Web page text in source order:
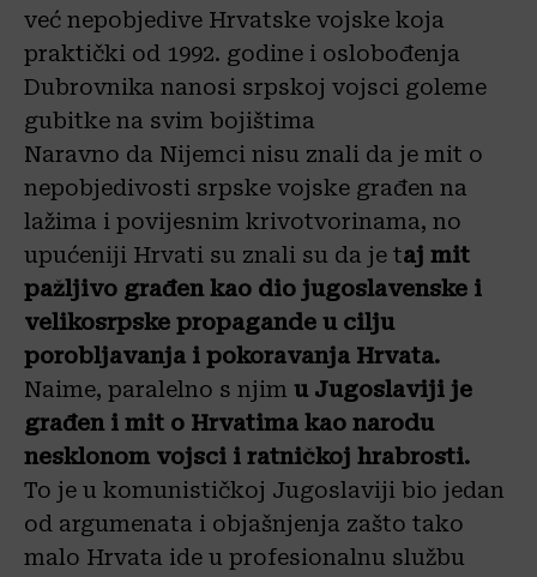
već nepobjedive Hrvatske vojske koja
praktički od 1992. godine i oslobođenja
Dubrovnika nanosi srpskoj vojsci goleme
gubitke na svim bojištima
Naravno da Nijemci nisu znali da je mit o
nepobjedivosti srpske vojske građen na
lažima i povijesnim krivotvorinama, no
upućeniji Hrvati su znali su da je taj mit
pažljivo građen kao dio jugoslavenske i
velikosrpske propagande u cilju
porobljavanja i pokoravanja Hrvata.
Naime, paralelno s njim u Jugoslaviji je
građen i mit o Hrvatima kao narodu
nesklonom vojsci i ratničkoj hrabrosti.
To je u komunističkoj Jugoslaviji bio jedan
od argumenata i objašnjenja zašto tako
malo Hrvata ide u profesionalnu službu